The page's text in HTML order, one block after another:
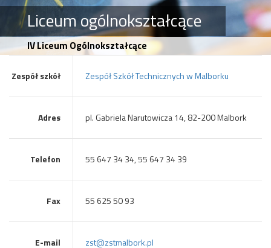
Liceum ogólnokształcące
IV Liceum Ogólnokształcące
Zespół szkół Zespół Szkół Technicznych w Malborku
Adres pl. Gabriela Narutowicza 14, 82-200 Malbork
Telefon 55 647 34 34, 55 647 34 39
Fax 55 625 50 93
E-mail zst@zstmalbork.pl